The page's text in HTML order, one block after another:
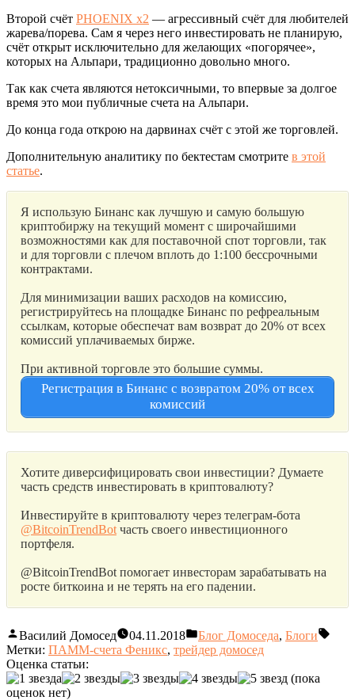
Второй счёт PHOENIX x2 — агрессивный счёт для любителей
жарева/порева. Сам я через него инвестировать не планирую,
счёт открыт исключительно для желающих «погорячее»,
которых на Альпари, традиционно довольно много.
Так как счета являются нетоксичными, то впервые за долгое
время это мои публичные счета на Альпари.
До конца года открою на дарвинах счёт с этой же торговлей.
Дополнительную аналитику по бектестам смотрите в этой
статье.
Я использую Бинанс как лучшую и самую большую
криптобиржу на текущий момент с широчайшими
возможностями как для поставочной спот торговли, так
и для торговли с плечом вплоть до 1:100 бессрочными
контрактами.
Для минимизации ваших расходов на комиссию,
регистрируйтесь на площадке Бинанс по рефреальным
ссылкам, которые обеспечат вам возврат до 20% от всех
комиссий уплачиваемых бирже.
При активной торговле это большие суммы.
Регистрация в Бинанс с возвратом 20% от всех
комиссий
Хотите диверсифицировать свои инвестиции? Думаете
часть средств инвестировать в криптовалюту?
Инвестируйте в криптовалюту через телеграм-бота
@BitcoinTrendBot часть своего инвестиционного
портфеля.
@BitcoinTrendBot помогает инвесторам зарабатывать на
росте биткоина и не терять на его падении.
Василий Домосед 04.11.2018 Блог Домоседа, Блоги
Метки: ПАММ-счета Феникс, трейдер домосед
Оценка статьи:
(пока
оценок нет)